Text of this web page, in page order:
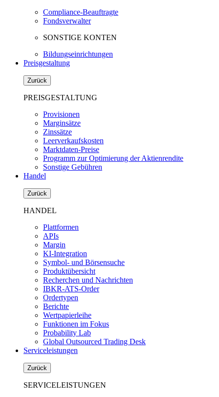
Compliance-Beauftragte
Fondsverwalter
SONSTIGE KONTEN
Bildungseinrichtungen
Preisgestaltung
Zurück
PREISGESTALTUNG
Provisionen
Marginsätze
Zinssätze
Leerverkaufskosten
Marktdaten-Preise
Programm zur Optimierung der Aktienrendite
Sonstige Gebühren
Handel
Zurück
HANDEL
Plattformen
APIs
Margin
KI-Integration
Symbol- und Börsensuche
Produktübersicht
Recherchen und Nachrichten
IBKR-ATS-Order
Ordertypen
Berichte
Wertpapierleihe
Funktionen im Fokus
Probability Lab
Global Outsourced Trading Desk
Serviceleistungen
Zurück
SERVICELEISTUNGEN